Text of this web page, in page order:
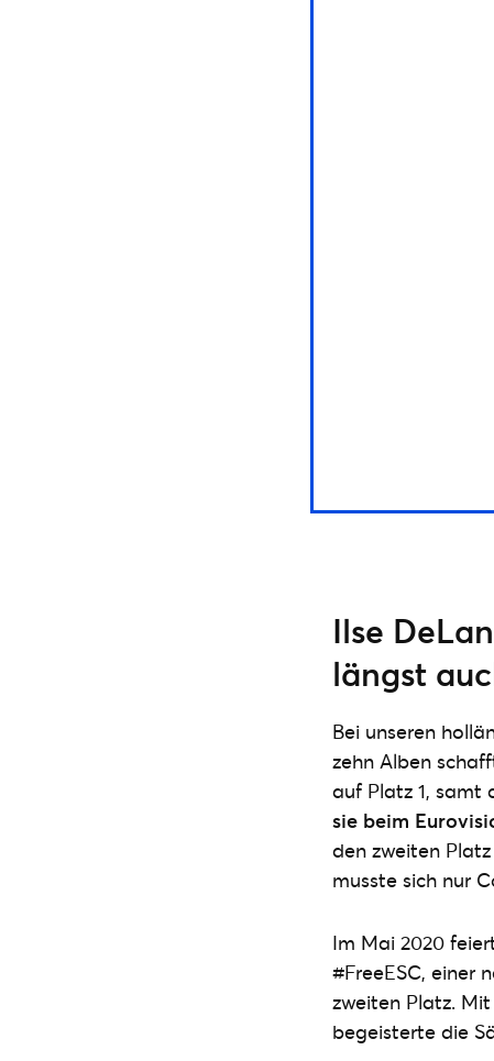
Ilse
längst
Bei unseren
zehn Alben
auf Platz 1, samt
sie beim
den zweiten
musste sich nur
Im Mai 2020
#FreeESC, einer
zweiten Platz.
begeisterte die